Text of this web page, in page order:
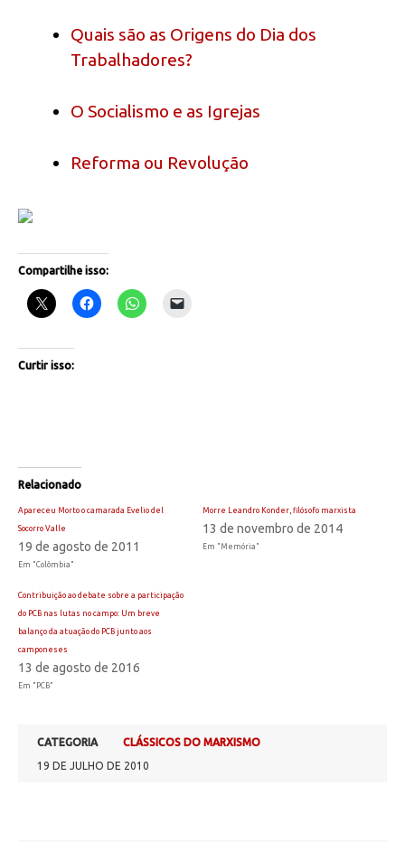
Quais são as Origens do Dia dos
Trabalhadores?
O Socialismo e as Igrejas
Reforma ou Revolução
Compartilhe isso:
Curtir isso:
Relacionado
Apareceu Morto o camarada Evelio del
Socorro Valle
19 de agosto de 2011
Em "Colômbia"
Morre Leandro Konder, filósofo marxista
13 de novembro de 2014
Em "Memória"
Contribuição ao debate sobre a participação
do PCB nas lutas no campo: Um breve
balanço da atuação do PCB junto aos
camponeses
13 de agosto de 2016
Em "PCB"
CATEGORIA
CLÁSSICOS DO MARXISMO
19 DE JULHO DE 2010